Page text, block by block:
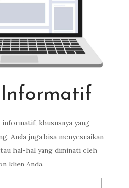
khususnya yang
Anda juga bisa menyesuaikan
hal-hal yang diminati oleh
klien Anda.